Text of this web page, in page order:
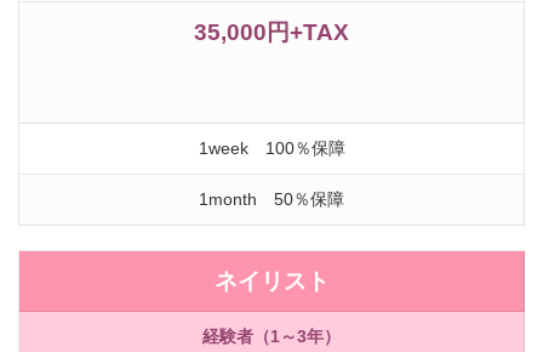
35,000円+TAX
1week 100％保障
1month 50％保障
ネイリスト
経験者（1～3年）